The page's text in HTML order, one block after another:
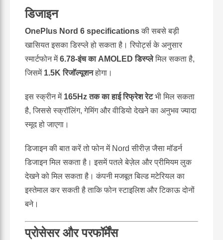
डिजाइन
OnePlus Nord 6 specificationsकी सबसे बड़ी
खासियत इसका डिस्प्ले हो सकता है। रिपोर्ट्स के अनुसार
स्मार्टफोन में6.78-इंच का AMOLED डिस्प्लेमिल सकता है,
जिसमें 1.5K रिजॉल्यूशनहोगा।
इस स्क्रीन में 165Hz तक का हाई रिफ्रेश रेटभी मिल सकता
है, जिससे स्क्रॉलिंग, गेमिंग और वीडियो देखने का अनुभव ज्यादा
स्मूद हो जाएगा।
डिजाइन की बात करें तो फोन में Nord सीरीज़ जैसा मॉडर्न
डिजाइन मिल सकता है। इसमें पतले बेज़ेल और प्रीमियम लुक
देखने को मिल सकता है। कंपनी मजबूत बिल्ड मटेरियल का
इस्तेमाल कर सकती है ताकि फोन स्टाइलिश और टिकाऊ दोनों
बने।
प्रोसेसर और परफॉर्मेंस